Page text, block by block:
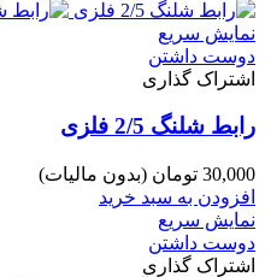
نمایش سریع
دوست داشتن
اشتراک گذاری
رابط شلنگ 2/5 فلزی
30,000 تومان
(بدون مالیات)
افزودن به سبد خرید
نمایش سریع
دوست داشتن
اشتراک گذاری